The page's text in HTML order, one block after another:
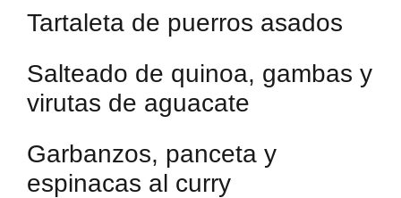
Tartaleta de puerros asados
Salteado de quinoa, gambas y
virutas de aguacate
Garbanzos, panceta y
espinacas al curry